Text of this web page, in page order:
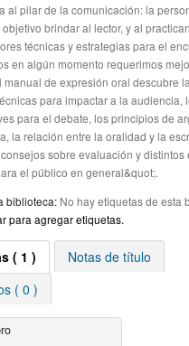
al pilar de la comunicación: la
brindar al lector, y al
técnicas y estrategias para el
en algún momento requerimos
de expresión oral descubre
para impactar a la audiencia,
para el debate, los principios de
la relación entre la oralidad y la
sobre evaluación y distintos
el público en general&quot;.
biblioteca: No hay etiquetas de esta
para agregar etiquetas.
( 1 )
Notas de título
( 0 )